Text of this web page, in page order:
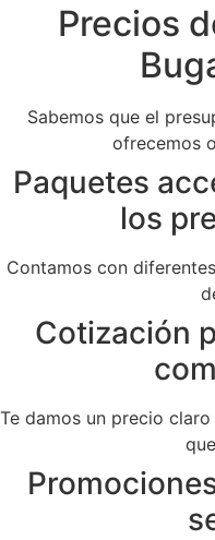
Precios
Sabemos que el
ofrecemos
Paquetes
los
Contamos con
Cotización
Te damos un precio